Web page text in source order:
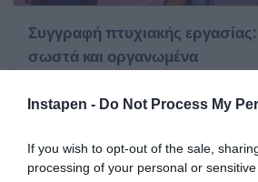
Instapen - Do Not Process My
If you wish to opt-out of the sale,
processing of your personal or
Συγγραφή πτυχιακής
σωστά και οργανωμένα